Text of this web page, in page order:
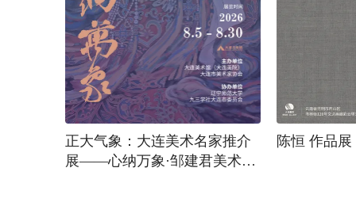
正大气象：大连美术名家推介
展——心纳万象·邹建君美术作
陈恒 作品展